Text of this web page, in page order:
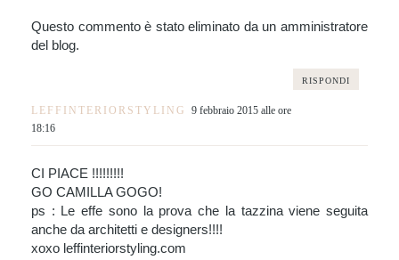
Questo commento è stato eliminato da un amministratore
del blog.
RISPONDI
LEFFINTERIORSTYLING
9 febbraio 2015 alle ore
18:16
CI PIACE !!!!!!!!!
GO CAMILLA GOGO!
ps : Le effe sono la prova che la tazzina viene seguita
anche da architetti e designers!!!!
xoxo leffinteriorstyling.com